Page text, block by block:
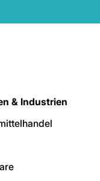
& Industrien